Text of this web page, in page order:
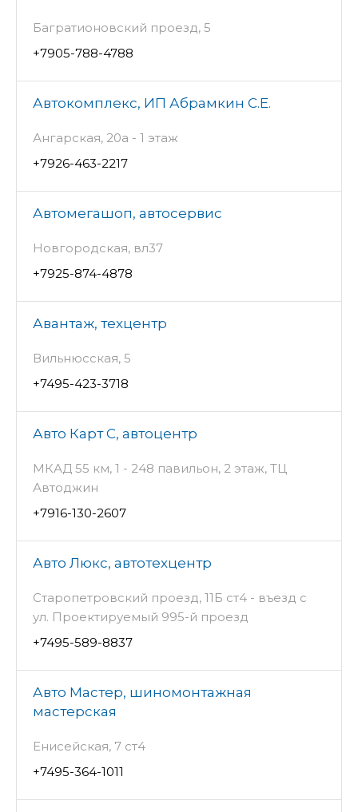
Багратионовский проезд, 5
+7905-788-4788
Автокомплекс, ИП Абрамкин С.Е.
Ангарская, 20а - 1 этаж
+7926-463-2217
Автомегашоп, автосервис
Новгородская, вл37
+7925-874-4878
Авантаж, техцентр
Вильнюсская, 5
+7495-423-3718
Авто Карт С, автоцентр
МКАД 55 км, 1 - 248 павильон, 2 этаж, ТЦ
Автоджин
+7916-130-2607
Авто Люкс, автотехцентр
Старопетровский проезд, 11Б ст4 - въезд с
ул. Проектируемый 995-й проезд
+7495-589-8837
Авто Мастер, шиномонтажная
мастерская
Енисейская, 7 ст4
+7495-364-1011